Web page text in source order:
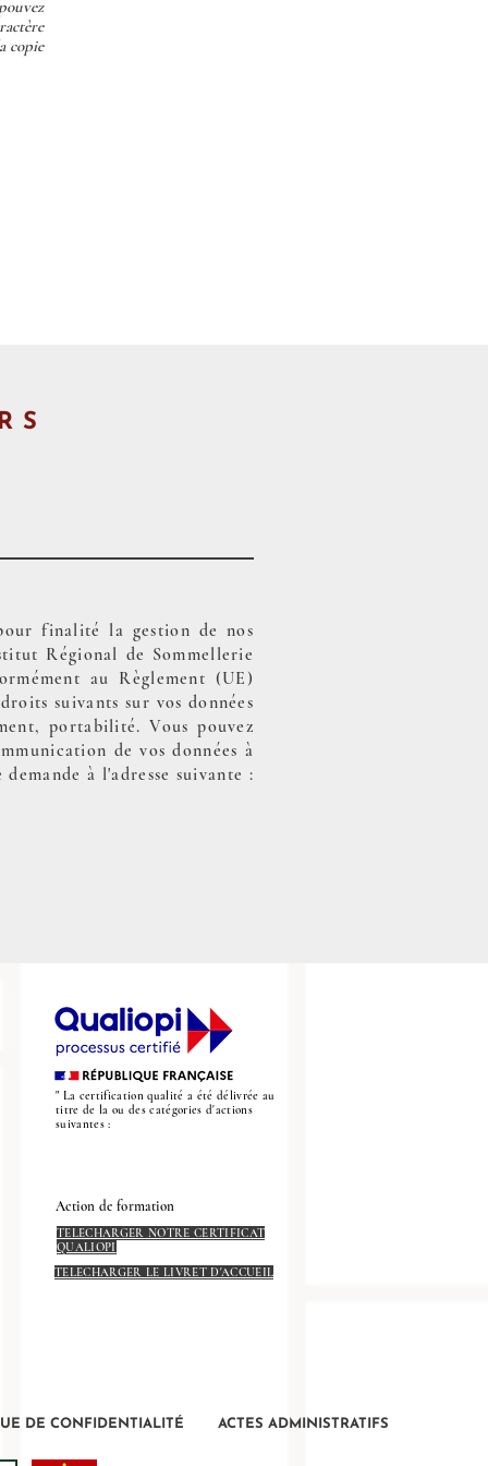
copie
finalité la gestion de nos
Régional de Sommellerie
au Règlement (UE)
suivants sur vos données
portabilité. Vous pouvez
de vos données à
à l'adresse suivante :
" La certification qualité a été délivrée au
titre de la ou des catégories d'actions
suivantes :
Action de formation
TELECHARGER NOTRE CERTIFICAT
QUALIOPI
TELECHARGER LE LIVRET D'ACCUEIL
DE CONFIDENTIALITÉ ACTES ADMINISTRATIFS